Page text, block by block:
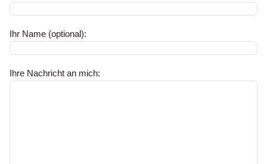
Ihr Name (optional):
Ihre Nachricht an mich: